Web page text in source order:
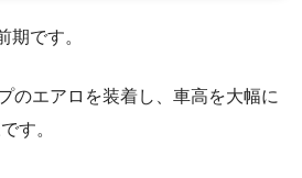
期です。
のエアロを装着し、車高を大幅に
す。